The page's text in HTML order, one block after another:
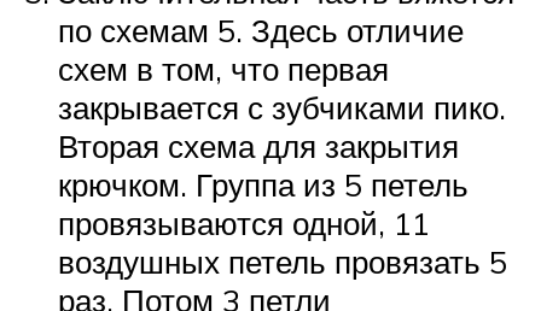
по схемам 5. Здесь отличие
схем в том, что первая
закрывается с зубчиками пико.
Вторая схема для закрытия
крючком. Группа из 5 петель
провязываются одной, 11
воздушных петель провязать 5
раз. Потом 3 петли